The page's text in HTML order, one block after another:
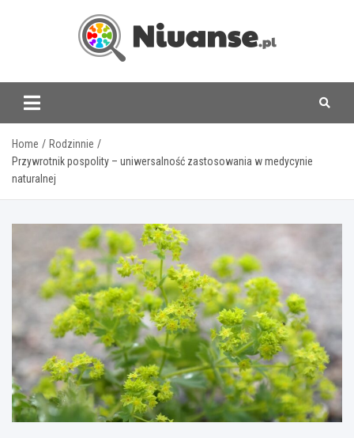
www.niuanse.pl
Home
Rodzinnie
Przywrotnik pospolity – uniwersalność zastosowania w medycynie
naturalnej